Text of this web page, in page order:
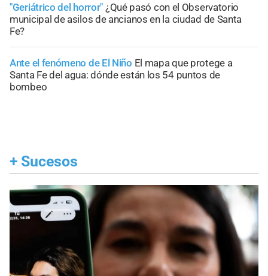
"Geriátrico del horror" ¿Qué pasó con el Observatorio
municipal de asilos de ancianos en la ciudad de Santa
Fe?
Ante el fenómeno de El Niño El mapa que protege a
Santa Fe del agua: dónde están los 54 puntos de
bombeo
+ Sucesos